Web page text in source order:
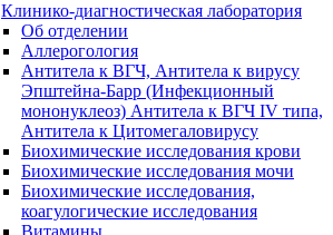
Клинико-диагностическая лаборатория
Об отделении
Аллерогология
Антитела к ВГЧ, Антитела к вирусу
Эпштейна-Барр (Инфекционный
мононуклеоз) Антитела к ВГЧ IV типа,
Антитела к Цитомегаловирусу
Биохимические исследования крови
Биохимические исследования мочи
Биохимические исследования,
коагулогические исследования